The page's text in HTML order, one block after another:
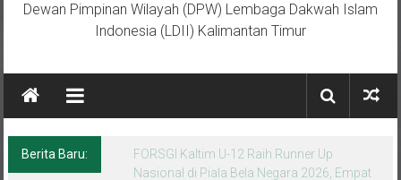
Dewan Pimpinan Wilayah (DPW) Lembaga Dakwah Islam
Indonesia (LDII) Kalimantan Timur
Berita Baru:
Menempa Generasi Muda Berkarakter Luhur
di Bumi Perkemahan Makroman Indah